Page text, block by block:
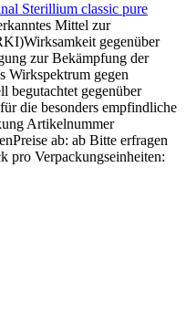
Sterillium classic pure
Mittel zur
gegenüber
zur Bekämpfung der
Wirkspektrum gegen
begutachtet gegenüber
die besonders empfindliche
Artikelnummer
ab: ab Bitte erfragen
pro Verpackungseinheiten: